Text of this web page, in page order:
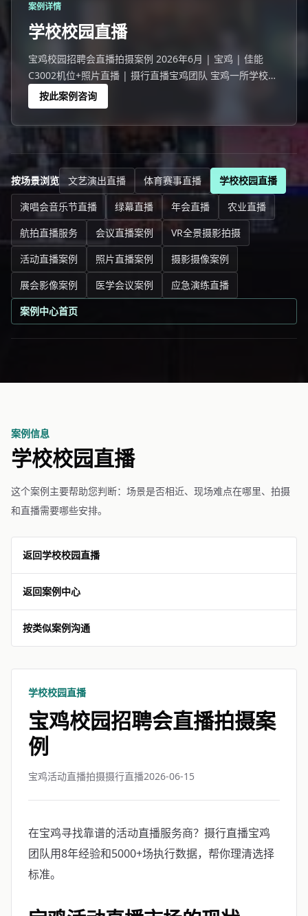
案例详情
学校校园直播
宝鸡校园招聘会直播拍摄案例 2026年6月 | 宝鸡 | 佳能
C3002机位+照片直播 | 摄行直播宝鸡团队 宝鸡一所学校举
办校园招聘会活动，2976名师生家长参与。
按此案例咨询
按场景浏览 文艺演出直播 体育赛事直播
学校校园直播
演唱会音乐节直播
绿幕直播 年会直播
农业直播
航拍直播服务
会议直播案例
VR全景摄影拍摄
活动直播案例
照片直播案例
摄影摄像案例
展会影像案例
医学会议案例
应急演练直播
案例中心首页
案例信息
学校校园直播
这个案例主要帮助您判断：场景是否相近、现场难点在哪里、拍摄
和直播需要哪些安排。
返回学校校园直播
返回案例中心
按类似案例沟通
学校校园直播
宝鸡校园招聘会直播拍摄案
例
宝鸡活动直播拍摄摄行直播2026-06-15
在宝鸡寻找靠谱的活动直播服务商？摄行直播宝鸡
团队用8年经验和5000+场执行数据，帮你理清选择
标准。